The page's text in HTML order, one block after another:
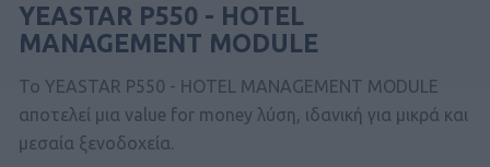
YEASTAR P550 - HOTEL
MANAGEMENT MODULE
To YEASTAR P550 - HOTEL MANAGEMENT MODULE
αποτελεί μια value for money λύση, ιδανική για μικρά και
μεσαία ξενοδοχεία.